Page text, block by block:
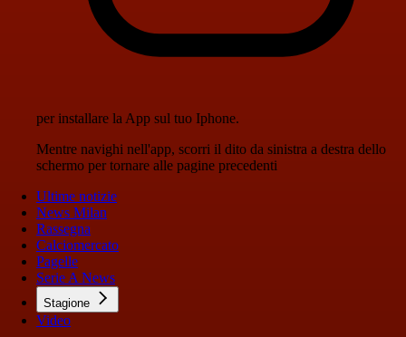
per installare la App sul tuo Iphone.
Mentre navighi nell'app, scorri il dito da sinistra a destra dello
schermo per tornare alle pagine precedenti
Ultime notizie
News Milan
Rassegna
Calciomercato
Pagelle
Serie A News
Stagione
Video